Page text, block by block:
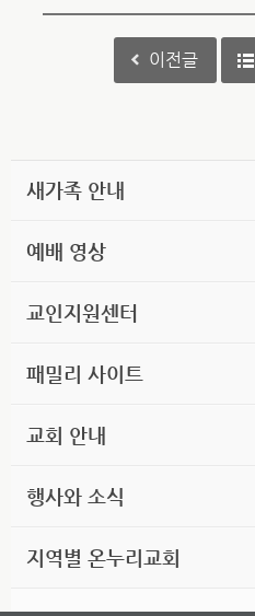
이전글
새가족 안내
예배 영상
교인지원센터
패밀리 사이트
교회 안내
행사와 소식
지역별 온누리교회